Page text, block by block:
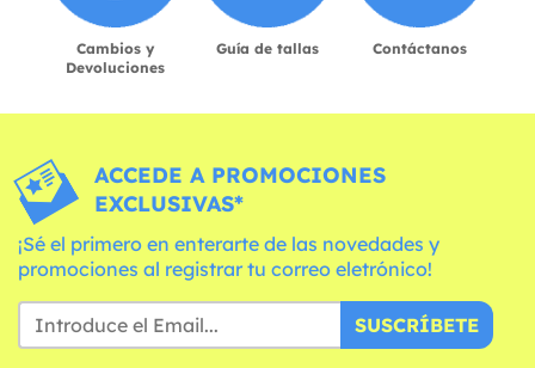
Cambios y
Devoluciones
Guía de tallas Contáctanos
ACCEDE A PROMOCIONES
EXCLUSIVAS*
¡Sé el primero en enterarte de las novedades y
promociones al registrar tu correo eletrónico!
SUSCRÍBETE